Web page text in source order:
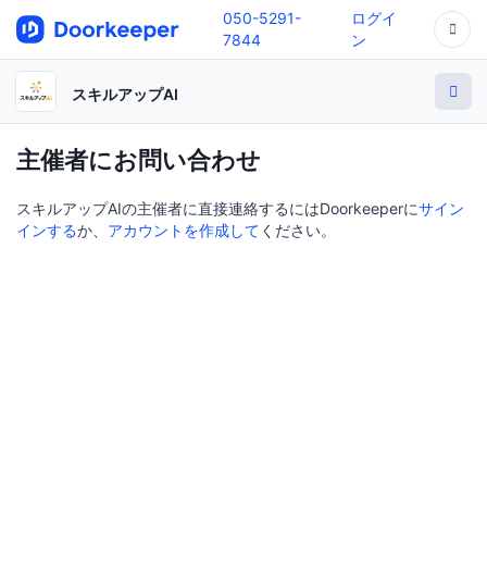
050-5291-
7844
ログイ
ン
スキルアップAI
主催者にお問い合わせ
スキルアップAIの主催者に直接連絡するにはDoorkeeperにサイン
インするか、 アカウントを作成して ください。